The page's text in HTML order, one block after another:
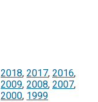
2018, 2017, 2016,
2009, 2008, 2007,
2000, 1999